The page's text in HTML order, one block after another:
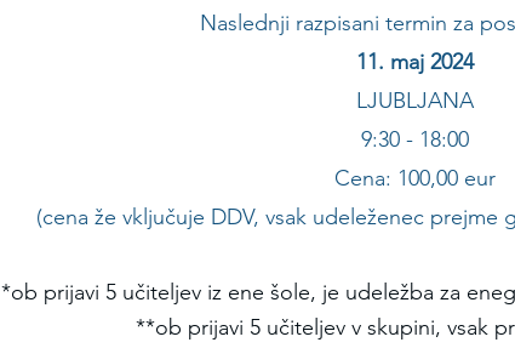
Naslednji razpisani termin za
11. maj 2024
LJUBLJANA
9:30 - 18:00
Cena: 100,00 eur
(cena že vključuje DDV, vsak udeleženec
*ob prijavi 5 učiteljev iz ene šole, je udeležba za
**ob prijavi 5 učiteljev v skupini, vsak